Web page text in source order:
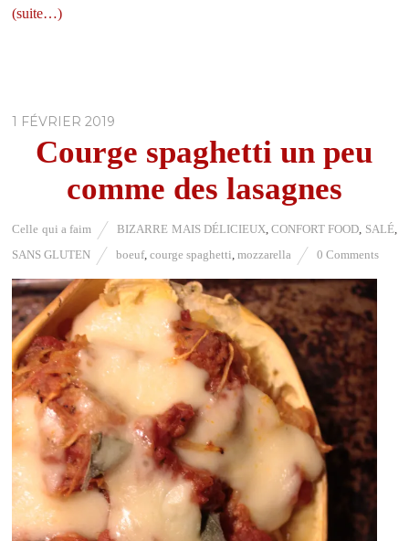
(suite…)
1 FÉVRIER 2019
Courge spaghetti un peu
comme des lasagnes
Celle qui a faim BIZARRE MAIS DÉLICIEUX,CONFORT FOOD, SALÉ,
SANS GLUTEN
boeuf,courge spaghetti,mozzarella 0 Comments